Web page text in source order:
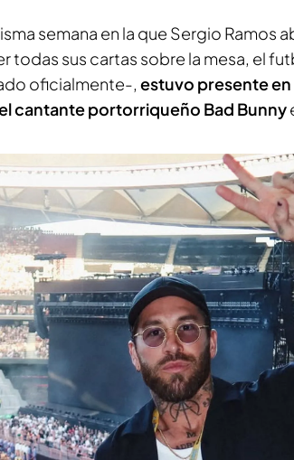
semana en la que Sergio Ramos
todas sus cartas sobre la mesa, el
oficialmente-, estuvo presente
cantante portorriqueño Bad Bunny